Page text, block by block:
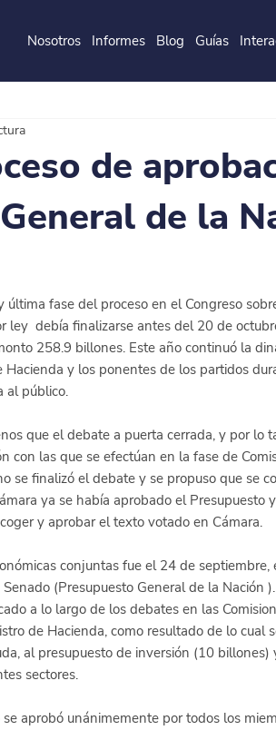
Nosotros Informes Blog Guías
de
de la
fase del proceso en el Congreso
ley  debía finalizarse antes del 20 de
258.9 billones. Este año continuó la
y los ponentes de los partidos
al público.
que el debate a puerta cerrada, y por lo
con las que se efectúan en la fase de
se finalizó el debate y se propuso que se
ya se había aprobado el Presupuesto
y aprobar el texto votado en Cámara.
conjuntas fue el 24 de
(Presupuesto General de la Nación
a lo largo de los debates en las
de Hacienda, como resultado de lo cual
al presupuesto de inversión (10 billones)
sectores.
aprobó unánimemente por todos los